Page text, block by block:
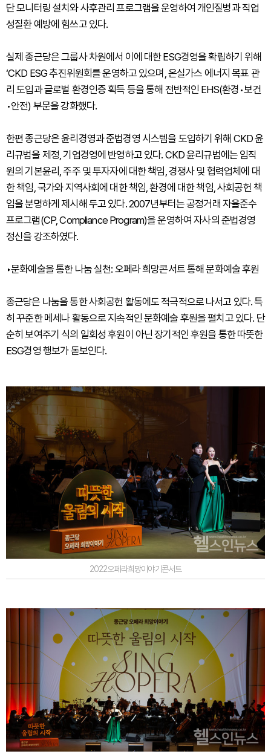
단 모니터링 설치와 사후관리 프로그램을 운영하여 개인질병과 직업
성질환 예방에 힘쓰고 있다.
실제 종근당은 그룹사 차원에서 이에 대한 ESG경영을 확립하기 위해
‘CKD ESG 추진위원회를 운영하고 있으며, 온실가스 에너지 목표 관
리 도입과 글로벌 환경인증 획득 등을 통해 전반적인 EHS(환경•보건
•안전) 부문을 강화했다.
한편 종근당은 윤리경영과 준법경영 시스템을 도입하기 위해 CKD 윤
리규범을 제정, 기업경영에 반영하고 있다. CKD 윤리규범에는 임직
원의 기본윤리, 주주 및 투자자에 대한 책임, 경쟁사 및 협력업체에 대
한 책임, 국가와 지역사회에 대한 책임, 환경에 대한 책임, 사회공헌 책
임을 분명하게 제시해 두고 있다. 2007년부터는 공정거래 자율준수
프로그램(CP, Compliance Program)을 운영하여 자사의 준법경영
정신을 강조하였다.
‣문화예술을 통한 나눔 실천: 오페라 희망콘서트 통해 문화예술 후원
종근당은 나눔을 통한 사회공헌 활동에도 적극적으로 나서고 있다. 특
히 꾸준한 메세나 활동으로 지속적인 문화예술 후원을 펼치고 있다. 단
순히 보여주기 식의 일회성 후원이 아닌 장기적인 후원을 통한 따뜻한
ESG경영 행보가 돋보인다.
2022오페라희망이야기콘서트